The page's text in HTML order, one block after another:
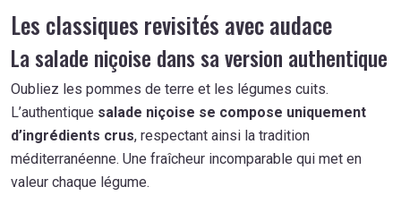
Les classiques revisités avec audace
La salade niçoise dans sa version authentique
Oubliez les pommes de terre et les légumes cuits.
L’authentique salade niçoise se compose uniquement
d’ingrédients crus, respectant ainsi la tradition
méditerranéenne. Une fraîcheur incomparable qui met en
valeur chaque légume.